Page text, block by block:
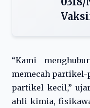
“Kami
memecah partikel-
partikel kecil,”
ahli kimia,